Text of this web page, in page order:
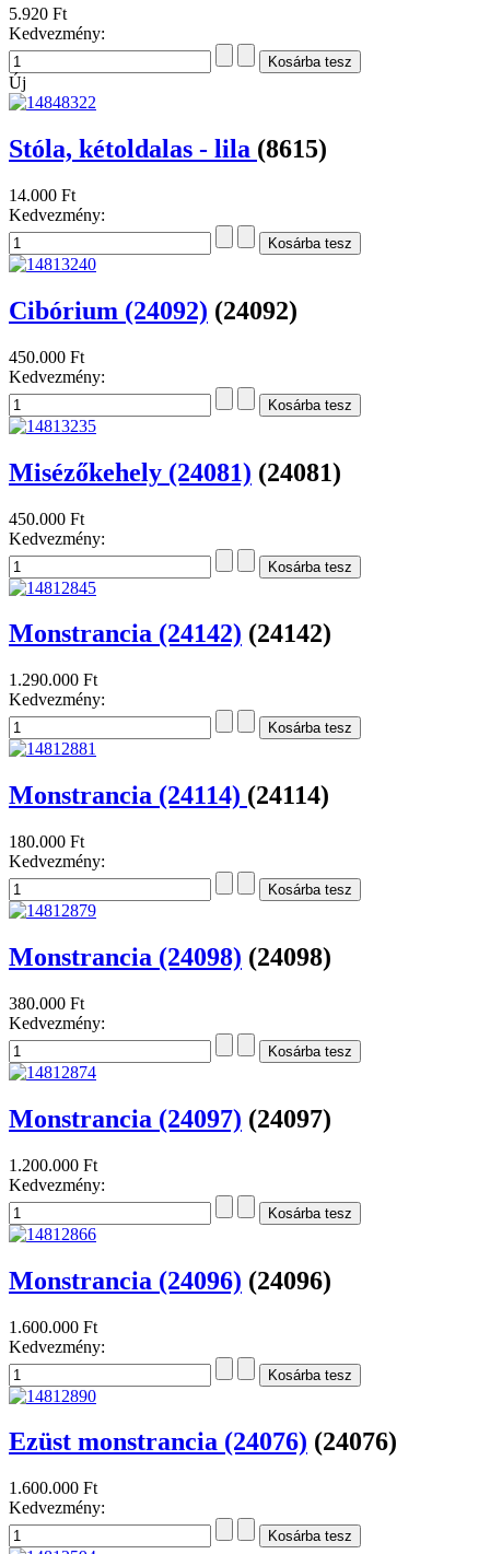
5.920 Ft
Kedvezmény:
Új
Stóla, kétoldalas - lila (8615)
14.000 Ft
Kedvezmény:
Cibórium (24092) (24092)
450.000 Ft
Kedvezmény:
Misézőkehely (24081) (24081)
450.000 Ft
Kedvezmény:
Monstrancia (24142) (24142)
1.290.000 Ft
Kedvezmény:
Monstrancia (24114) (24114)
180.000 Ft
Kedvezmény:
Monstrancia (24098) (24098)
380.000 Ft
Kedvezmény:
Monstrancia (24097) (24097)
1.200.000 Ft
Kedvezmény:
Monstrancia (24096) (24096)
1.600.000 Ft
Kedvezmény:
Ezüst monstrancia (24076) (24076)
1.600.000 Ft
Kedvezmény: